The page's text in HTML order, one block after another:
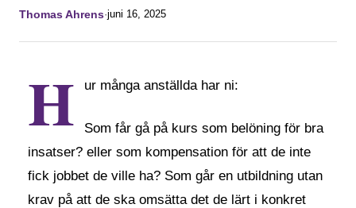
Thomas Ahrens·juni 16, 2025
H ur många anställda har ni:
Som får gå på kurs som belöning för bra
insatser? eller som kompensation för att de inte
fick jobbet de ville ha? Som går en utbildning utan
krav på att de ska omsätta det de lärt i konkret